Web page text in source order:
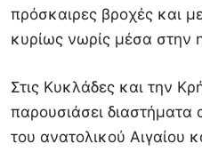
πρόσκαιρες βροχές και
κυρίως νωρίς μέσα στην
Στις Κυκλάδες και την
παρουσιάσει διαστήματα
του ανατολικού Αιγαίου